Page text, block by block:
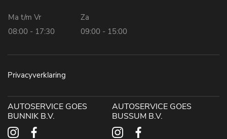
Ma t/m Vr
08:00 - 17:30
Za
09:00 - 15:00
Privacyverklaring
AUTOSERVICE GOES
BUNNIK B.V.
AUTOSERVICE GOES
BUSSUM B.V.